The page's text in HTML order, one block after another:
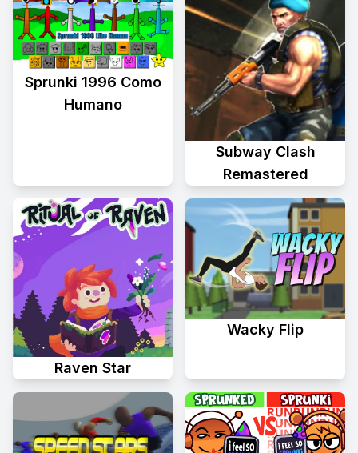
Sprunki 1996 Como
Humano
Subway Clash
Remastered
Raven Star
Wacky Flip